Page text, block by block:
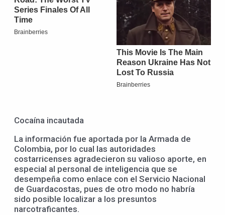
Cocaína incautada
La información fue aportada por la Armada de
Colombia, por lo cual las autoridades
costarricenses agradecieron su valioso aporte, en
especial al personal de inteligencia que se
desempeña como enlace con el Servicio Nacional
de Guardacostas, pues de otro modo no habría
sido posible localizar a los presuntos
narcotraficantes.